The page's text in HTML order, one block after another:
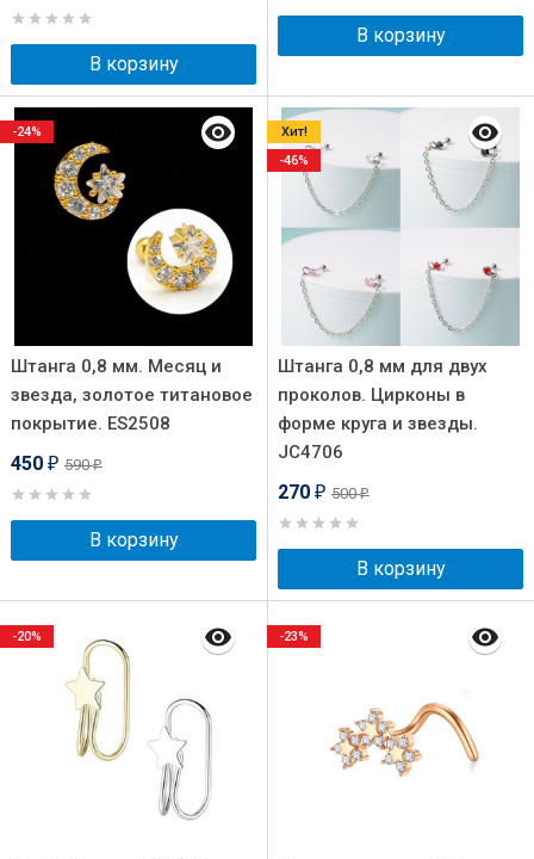
В корзину
В корзину
Штанга 0,8 мм. Месяц и
звезда, золотое титановое
покрытие. ES2508
450 ₽ 590₽
В корзину
-24%
Штанга 0,8 мм для двух
проколов. Цирконы в
форме круга и звезды.
JC4706
270 ₽ 500₽
В корзину
Хит!
-46%
-20% -23%